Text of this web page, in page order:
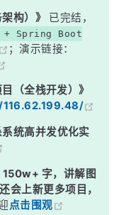
构）》
已完结，
Spring Boot
；演示链接：
（全栈开发）》
系统高并发优化实
150w+ 字，讲解图
会上新更多项目，
点击围观